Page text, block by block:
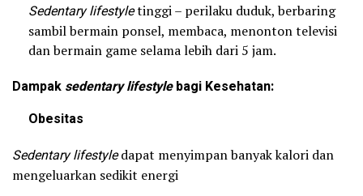
Sedentary lifestyletinggi – perilaku duduk, berbaring
sambil bermain ponsel, membaca, menonton televisi
dan bermain game selama lebih dari 5 jam.
Dampak sedentary lifestylebagi Kesehatan:
Obesitas
Sedentary lifestyledapat menyimpan banyak kalori dan
mengeluarkan sedikit energi